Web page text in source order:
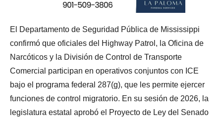
El Departamento de Seguridad Pública de Mississippi
confirmó que oficiales del Highway Patrol, la Oficina de
Narcóticos y la División de Control de Transporte
Comercial participan en operativos conjuntos con ICE
bajo el programa federal 287(g), que les permite ejercer
funciones de control migratorio. En su sesión de 2026, la
legislatura estatal aprobó el Proyecto de Ley del Senado